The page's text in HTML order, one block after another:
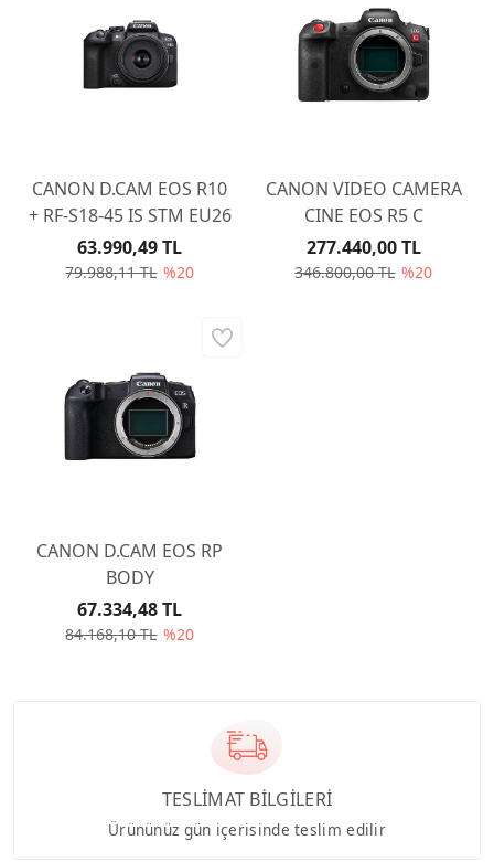
CANON D.CAM EOS R10
+ RF-S18-45 IS STM EU26
79.988,11 TL %20
63.990,49 TL
CANON VIDEO CAMERA
CINE EOS R5 C
346.800,00 TL %20
277.440,00 TL
CANON D.CAM EOS RP
BODY
84.168,10 TL %20
67.334,48 TL
TESLİMAT BİLGİLERİ
Ürününüz gün içerisinde teslim edilir